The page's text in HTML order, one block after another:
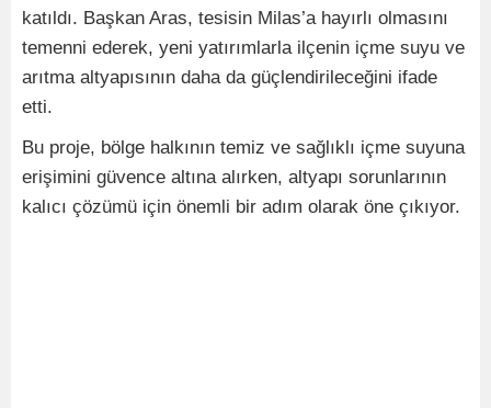
katıldı. Başkan Aras, tesisin Milas’a hayırlı olmasını
temenni ederek, yeni yatırımlarla ilçenin içme suyu ve
arıtma altyapısının daha da güçlendirileceğini ifade
etti.
Bu proje, bölge halkının temiz ve sağlıklı içme suyuna
erişimini güvence altına alırken, altyapı sorunlarının
kalıcı çözümü için önemli bir adım olarak öne çıkıyor.